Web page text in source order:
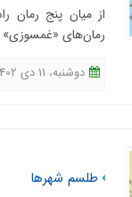
از میان پنج رمان
رمان‌های «غمسوزی»
دوشنبه، 11 دی 1402 - 16:06
طلسم شهرها